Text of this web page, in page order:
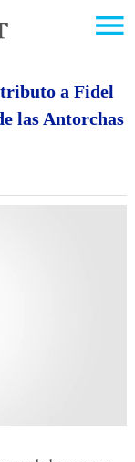
tributo a Fidel
las Antorchas